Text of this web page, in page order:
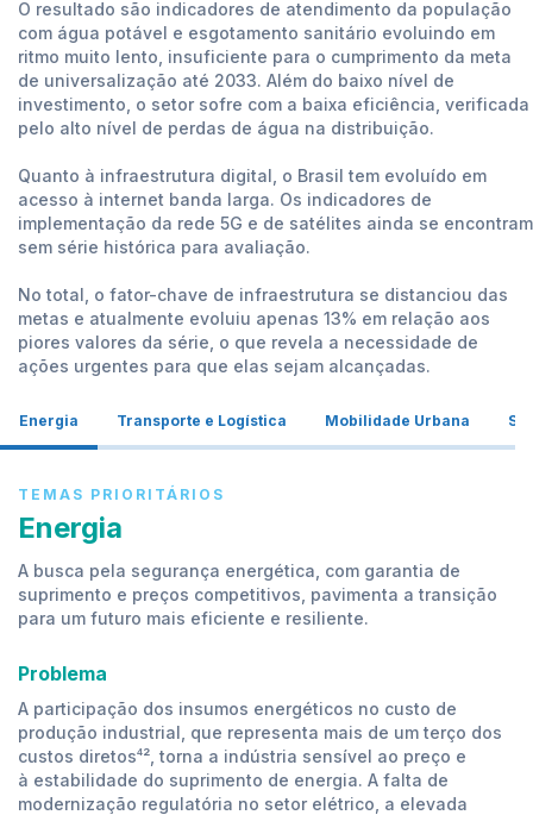
O resultado são indicadores de atendimento da população
com água potável e esgotamento sanitário evoluindo em
ritmo muito lento, insuficiente para o cumprimento da meta
de universalização até 2033. Além do baixo nível de
investimento, o setor sofre com a baixa eficiência, verificada
pelo alto nível de perdas de água na distribuição.
Quanto à infraestrutura digital, o Brasil tem evoluído em
acesso à internet banda larga. Os indicadores de
implementação da rede 5G e de satélites ainda se encontram
sem série histórica para avaliação.
No total, o fator-chave de infraestrutura se distanciou das
metas e atualmente evoluiu apenas 13% em relação aos
piores valores da série, o que revela a necessidade de
ações urgentes para que elas sejam alcançadas.
Energia Transporte e Logística Mobilidade Urbana
TEMAS PRIORITÁRIOS
Energia
A busca pela segurança energética, com garantia de
suprimento e preços competitivos, pavimenta a transição
para um futuro mais eficiente e resiliente.
Problema
A participação dos insumos energéticos no custo de
produção industrial, que representa mais de um terço dos
custos diretos⁴², torna a indústria sensível ao preço e
à estabilidade do suprimento de energia. A falta de
modernização regulatória no setor elétrico, a elevada